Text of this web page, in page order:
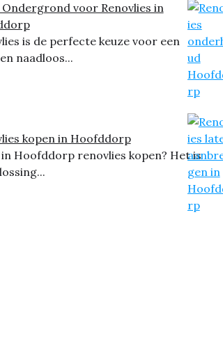
Ondergrond voor Renovlies in
is de perfecte keuze voor een
naadloos...
kopen in Hoofddorp
Hoofddorp renovlies kopen? Het is